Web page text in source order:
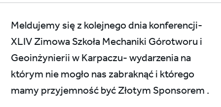
Meldujemy się z kolejnego dnia konferencji-
XLIV Zimowa Szkoła Mechaniki Górotworu i
Geoinżynierii w Karpaczu- wydarzenia na
którym nie mogło nas zabraknąć i którego
mamy przyjemność być Złotym Sponsorem .